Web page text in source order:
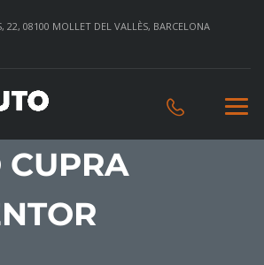
22, 08100 MOLLET DEL VALLÈS, BARCELONA
CUPRA